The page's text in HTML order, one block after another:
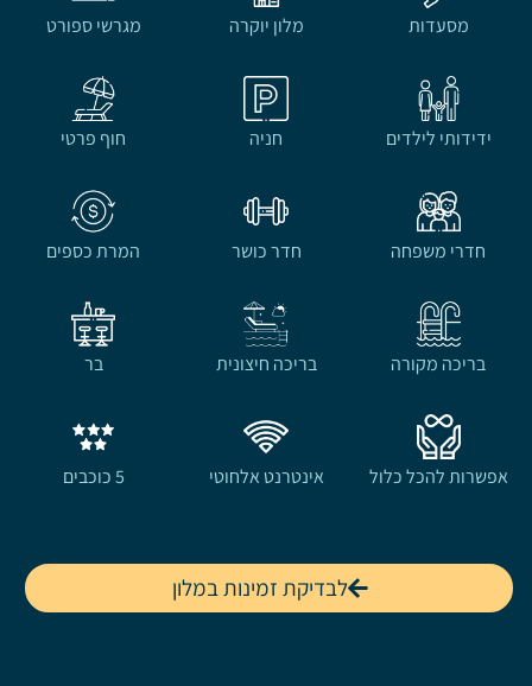
מסעדות מלון יוקרה מגרשי ספורט
ידידותי לילדים חניה חוף פרטי
חדרי משפחה חדר כושר המרת כספים
בריכה מקורה בריכה חיצונית בר
אפשרות להכל כלול אינטרנט אלחוטי 5 כוכבים
לבדיקת זמינות במלון